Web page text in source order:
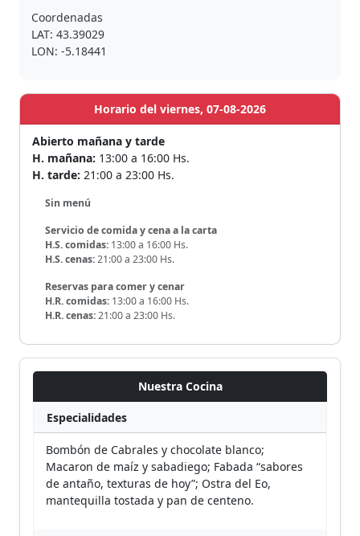
Coordenadas
LAT: 43.39029
LON: -5.18441
Horario del viernes, 07-08-2026
Abierto mañana y tarde
H. mañana: 13:00 a 16:00 Hs.
H. tarde: 21:00 a 23:00 Hs.
Sin menú
Servicio de comida y cena a la carta
H.S. comidas: 13:00 a 16:00 Hs.
H.S. cenas:21:00 a 23:00 Hs.
Reservas para comer y cenar
H.R. comidas: 13:00 a 16:00 Hs.
H.R. cenas:21:00 a 23:00 Hs.
Nuestra Cocina
Especialidades
Bombón de Cabrales y chocolate blanco;
Macaron de maíz y sabadiego; Fabada “sabores
de antaño, texturas de hoy”; Ostra del Eo,
mantequilla tostada y pan de centeno.